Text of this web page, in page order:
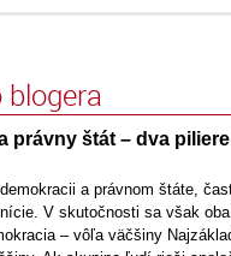
právny štát – dva
a právnom štáte,
V skutočnosti sa však
– vôľa väčšiny